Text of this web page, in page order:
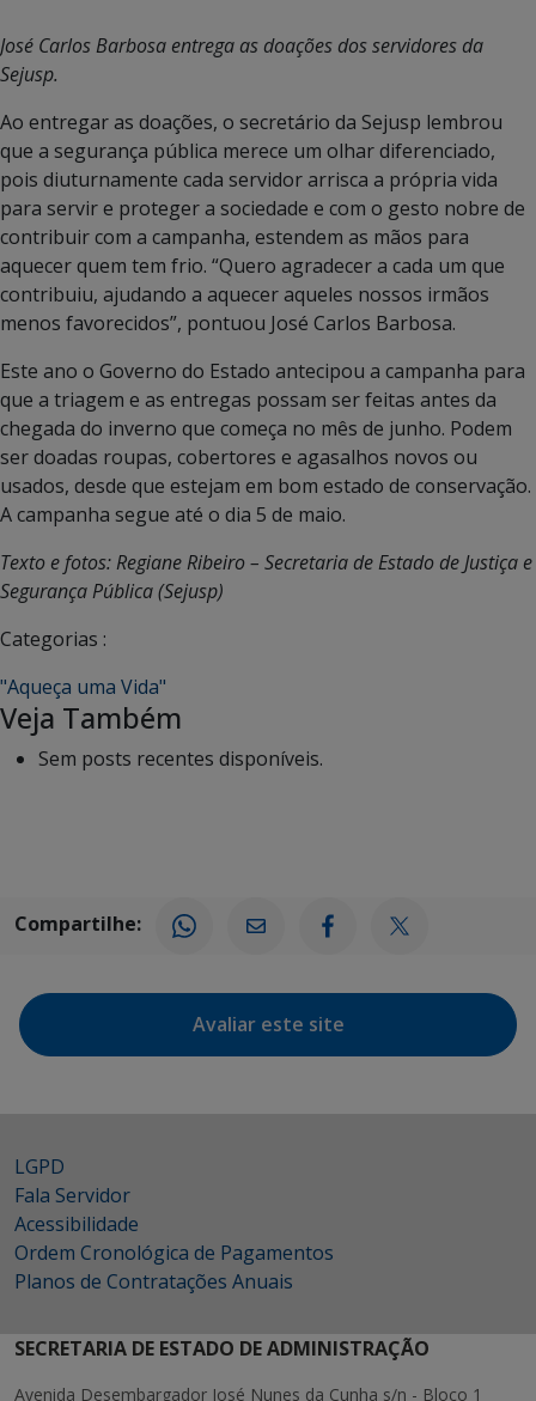
José Carlos Barbosa entrega as doações dos servidores da
Sejusp.
Ao entregar as doações, o secretário da Sejusp lembrou
que a segurança pública merece um olhar diferenciado,
pois diuturnamente cada servidor arrisca a própria vida
para servir e proteger a sociedade e com o gesto nobre de
contribuir com a campanha, estendem as mãos para
aquecer quem tem frio. “Quero agradecer a cada um que
contribuiu, ajudando a aquecer aqueles nossos irmãos
menos favorecidos”, pontuou José Carlos Barbosa.
Este ano o Governo do Estado antecipou a campanha para
que a triagem e as entregas possam ser feitas antes da
chegada do inverno que começa no mês de junho. Podem
ser doadas roupas, cobertores e agasalhos novos ou
usados, desde que estejam em bom estado de conservação.
A campanha segue até o dia 5 de maio.
Texto e fotos: Regiane Ribeiro – Secretaria de Estado de Justiça e
Segurança Pública (Sejusp)
Categorias :
"Aqueça uma Vida"
Veja Também
Sem posts recentes disponíveis.
Compartilhe:
Avaliar este site
LGPD
Fala Servidor
Acessibilidade
Ordem Cronológica de Pagamentos
Planos de Contratações Anuais
SECRETARIA DE ESTADO DE ADMINISTRAÇÃO
Avenida Desembargador José Nunes da Cunha s/n - Bloco 1